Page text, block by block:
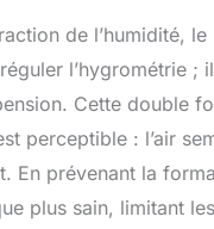
de l’humidité,
l’hygrométrie ;
Cette double
perceptible : l’air
En prévenant la
plus sain, limitant